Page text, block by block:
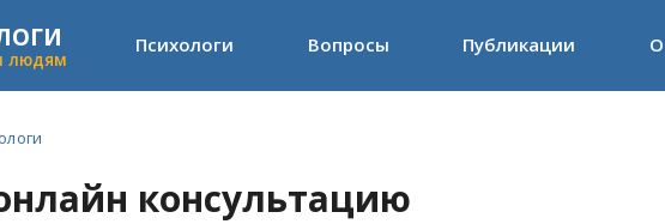
людям
Психологи Вопросы Публикации
консультацию